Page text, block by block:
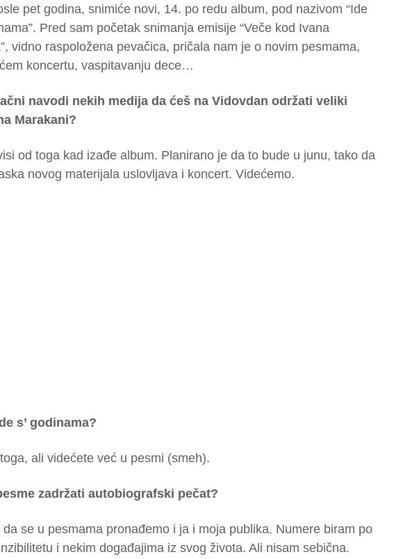
pet godina, snimiće novi, 14. po redu album, pod nazivom “Ide
Pred sam početak snimanja emisije “Veče kod Ivana
vidno raspoložena pevačica, pričala nam je o novim pesmama,
koncertu, vaspitavanju dece…
navodi nekih medija da ćeš na Vidovdan održati veliki
Marakani?
od toga kad izađe album. Planirano je da to bude u junu, tako da
novog materijala uslovljava i koncert. Videćemo.
s’ godinama?
ali videćete već u pesmi (smeh).
zadržati autobiografski pečat?
da se u pesmama pronađemo i ja i moja publika. Numere biram po
i nekim događajima iz svog života. Ali nisam sebična.